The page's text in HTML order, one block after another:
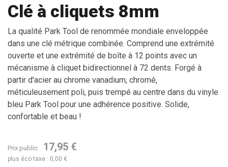
Clé à cliquets 8mm
La qualité Park Tool de renommée mondiale enveloppée
dans une clé métrique combinée. Comprend une extrémité
ouverte et une extrémité de boîte à 12 points avec un
mécanisme à cliquet bidirectionnel à 72 dents. Forgé à
partir d'acier au chrome vanadium, chromé,
méticuleusement poli, puis trempé au centre dans du vinyle
bleu Park Tool pour une adhérence positive. Solide,
confortable et beau !
Prix public 17,95 €
plus éco taxe : 0,00 €